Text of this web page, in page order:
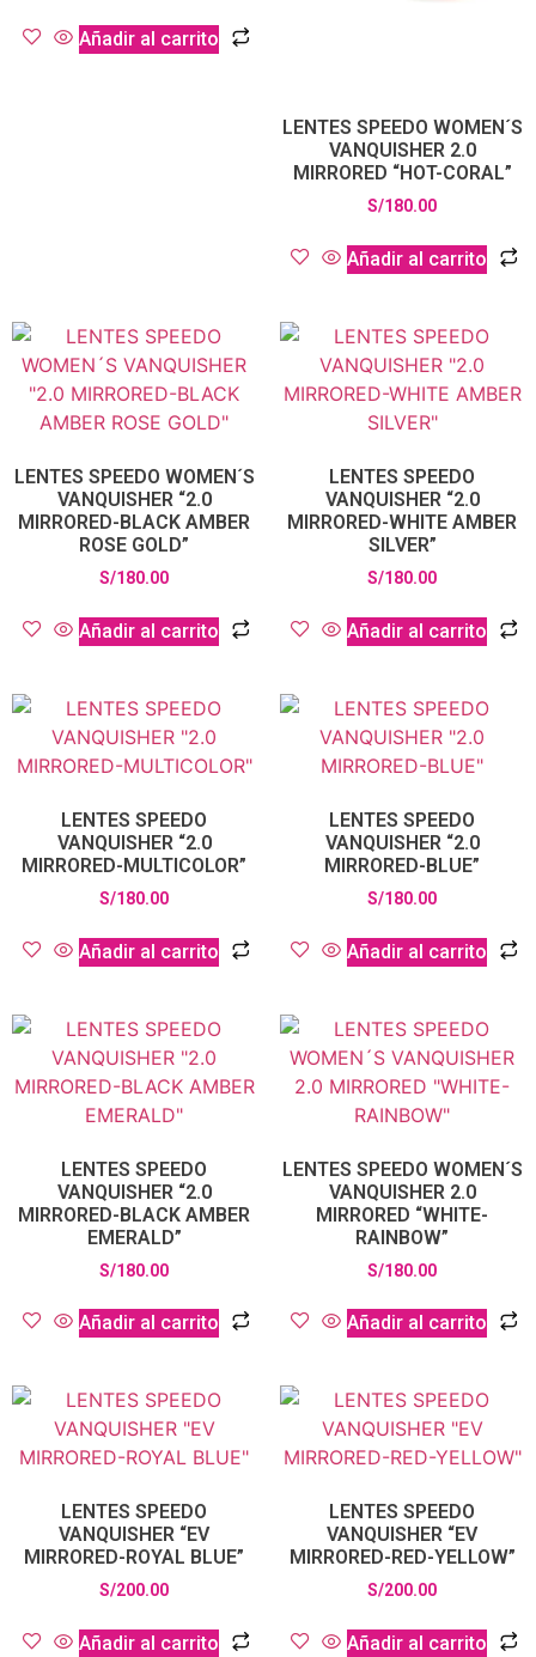
Añadir al carrito
LENTES SPEEDO WOMEN´S
VANQUISHER 2.0
MIRRORED “HOT-CORAL”
S/180.00
Añadir al carrito
LENTES SPEEDO WOMEN´S
VANQUISHER “2.0
MIRRORED-BLACK AMBER
ROSE GOLD”
S/180.00
Añadir al carrito
LENTES SPEEDO
VANQUISHER “2.0
MIRRORED-WHITE AMBER
SILVER”
S/180.00
Añadir al carrito
LENTES SPEEDO
VANQUISHER “2.0
MIRRORED-MULTICOLOR”
S/180.00
Añadir al carrito
LENTES SPEEDO
VANQUISHER “2.0
MIRRORED-BLUE”
S/180.00
Añadir al carrito
LENTES SPEEDO
VANQUISHER “2.0
MIRRORED-BLACK AMBER
EMERALD”
S/180.00
Añadir al carrito
LENTES SPEEDO WOMEN´S
VANQUISHER 2.0
MIRRORED “WHITE-
RAINBOW”
S/180.00
Añadir al carrito
LENTES SPEEDO
VANQUISHER “EV
MIRRORED-ROYAL BLUE”
S/200.00
Añadir al carrito
LENTES SPEEDO
VANQUISHER “EV
MIRRORED-RED-YELLOW”
S/200.00
Añadir al carrito